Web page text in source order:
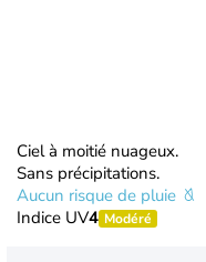
Ciel à moitié nuageux.
Sans précipitations.
Aucun risque de pluie
Indice UV4 Modéré